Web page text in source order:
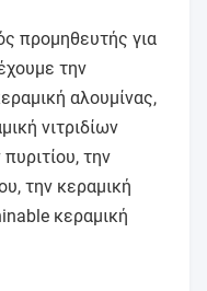
προμηθευτής για
την
αλουμίνας,
νιτριδίων
την
την κεραμική
κεραμική